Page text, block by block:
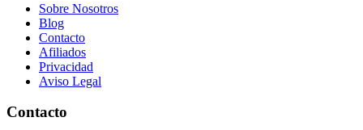
Sobre Nosotros
Blog
Contacto
Afiliados
Privacidad
Aviso Legal
Contacto